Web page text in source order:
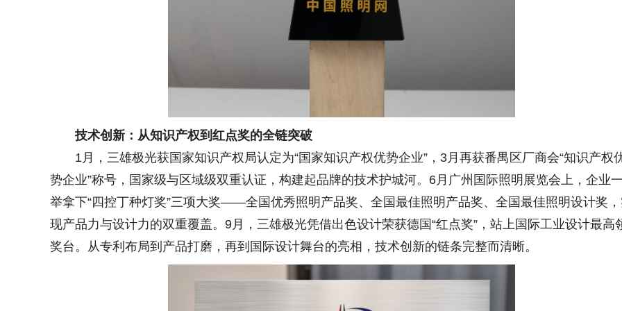
技术创新：从知识产权到红点奖的全链突破
1月，三雄极光获国家知识产权局认定为“国家知识产权优势企业”，3月再获番禺区厂商会“知识产权
势企业”称号，国家级与区域级双重认证，构建起品牌的技术护城河。6月广州国际照明展览会上，企业一
举拿下“四控丁种灯奖”三项大奖——全国优秀照明产品奖、全国最佳照明产品奖、全国最佳照明设计奖
现产品力与设计力的双重覆盖。9月，三雄极光凭借出色设计荣获德国“红点奖”，站上国际工业设计最高
奖台。从专利布局到产品打磨，再到国际设计舞台的亮相，技术创新的链条完整而清晰。